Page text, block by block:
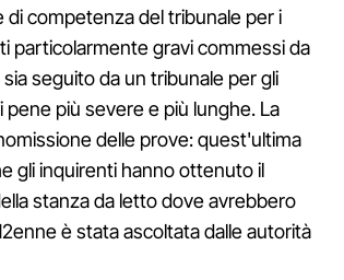
competenza del tribunale per i
particolarmente gravi commessi da
seguito da un tribunale per gli
più severe e più lunghe. La
delle prove: quest'ultima
gli inquirenti hanno ottenuto il
stanza da letto dove avrebbero
è stata ascoltata dalle autorità